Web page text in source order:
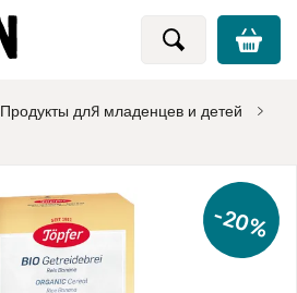
Продукты для младенцев и детей
-20%